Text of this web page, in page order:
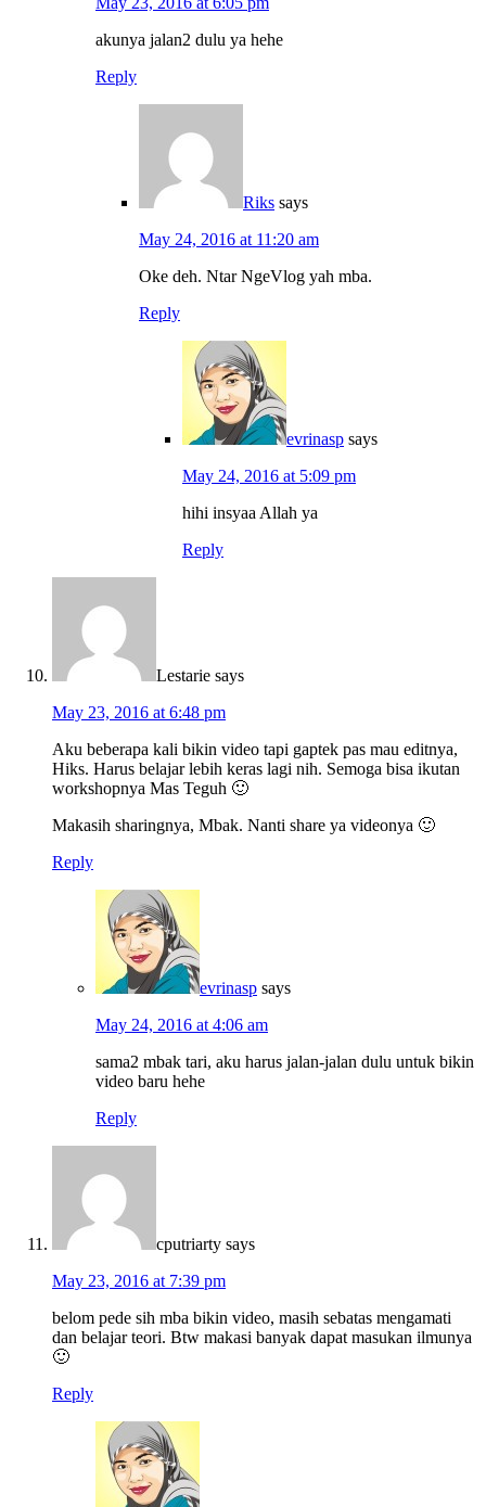
akunya jalan2 dulu ya hehe
Reply
Riks says
May 24, 2016 at 11:20 am
Oke deh. Ntar NgeVlog yah mba.
Reply
evrinasp says
May 24, 2016 at 5:09 pm
hihi insyaa Allah ya
Reply
Lestarie says
May 23, 2016 at 6:48 pm
Aku beberapa kali bikin video tapi gaptek pas mau editnya,
Hiks. Harus belajar lebih keras lagi nih. Semoga bisa ikutan
workshopnya Mas Teguh 🙂
Makasih sharingnya, Mbak. Nanti share ya videonya 🙂
Reply
evrinasp says
May 24, 2016 at 4:06 am
sama2 mbak tari, aku harus jalan-jalan dulu untuk bikin
video baru hehe
Reply
cputriarty says
May 23, 2016 at 7:39 pm
belom pede sih mba bikin video, masih sebatas mengamati
dan belajar teori. Btw makasi banyak dapat masukan ilmunya
🙂
Reply